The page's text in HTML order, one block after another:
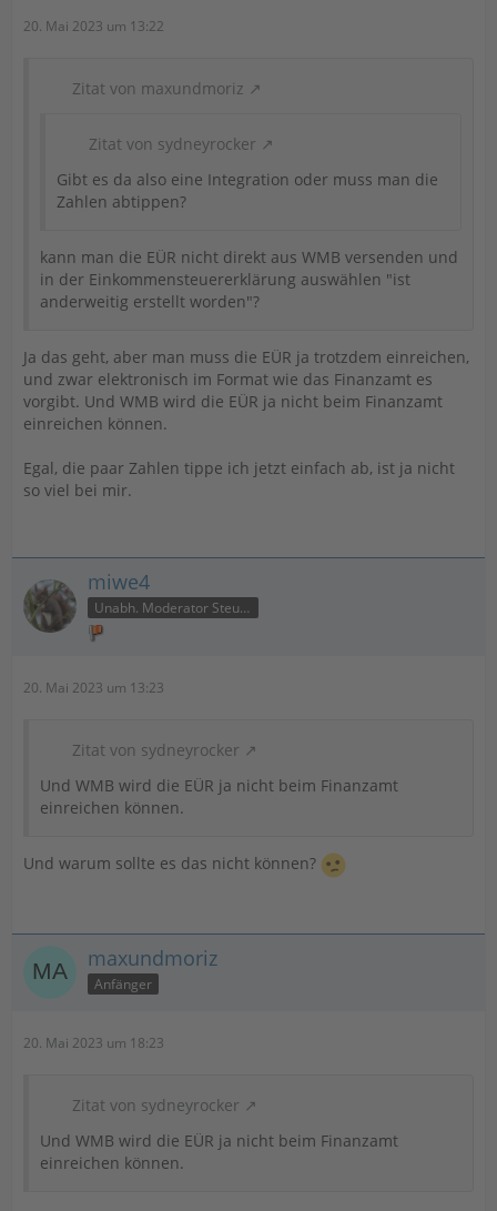
20. Mai 2023 um 13:22
Zitat von maxundmoriz
Zitat von sydneyrocker
Gibt es da also eine Integration oder muss man die
Zahlen abtippen?
kann man die EÜR nicht direkt aus WMB versenden und
in der Einkommensteuererklärung auswählen "ist
anderweitig erstellt worden"?
Ja das geht, aber man muss die EÜR ja trotzdem einreichen,
und zwar elektronisch im Format wie das Finanzamt es
vorgibt. Und WMB wird die EÜR ja nicht beim Finanzamt
einreichen können.
Egal, die paar Zahlen tippe ich jetzt einfach ab, ist ja nicht
so viel bei mir.
miwe4
Unabh. Moderator Steuer
20. Mai 2023 um 13:23
Zitat von sydneyrocker
Und WMB wird die EÜR ja nicht beim Finanzamt
einreichen können.
Und warum sollte es das nicht können?
maxundmoriz
Anfänger
20. Mai 2023 um 18:23
Zitat von sydneyrocker
Und WMB wird die EÜR ja nicht beim Finanzamt
einreichen können.